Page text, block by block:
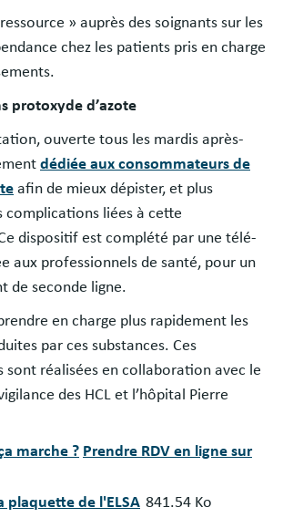
» auprès des soignants sur les
chez les patients pris en charge
protoxyde d’azote
ouverte tous les mardis après-
dédiée aux consommateurs de
afin de mieux dépister, et plus
complications liées à cette
dispositif est complété par une télé-
aux professionnels de santé, pour un
de seconde ligne.
en charge plus rapidement les
par ces substances. Ces
réalisées en collaboration avec le
des HCL et l’hôpital Pierre
marche ? Prendre RDV en ligne sur
plaquette de l'ELSA 841.54 Ko